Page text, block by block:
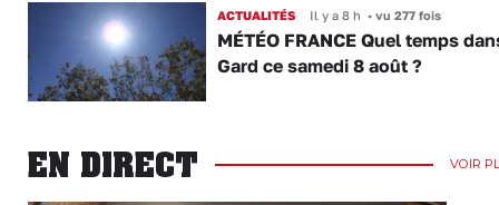
ACTUALITÉS Il y a 8 h •vu 277 fois
MÉTÉO FRANCE Quel temps
Gard ce samedi 8 août ?
EN DIRECT VOIR